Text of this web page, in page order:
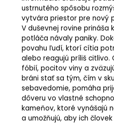
ustrnutého spôsobu
vytvára priestor pre nový
V duševnej rovine prináša
potláča návaly paniky.
povahu ľudí, ktorí cítia
alebo reagujú príliš citlivo.
fóbií, pocitov viny a
bráni stať sa tým, čím v
sebavedomie, pomáha
dôveru vo vlastné
kameňov, ktoré vynášajú
a umožňujú, aby ich